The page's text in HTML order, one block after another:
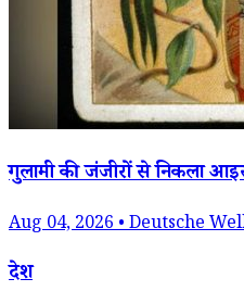
गुलामी की जंजीरों से निकला
Aug 04, 2026 • Deutsche
देश